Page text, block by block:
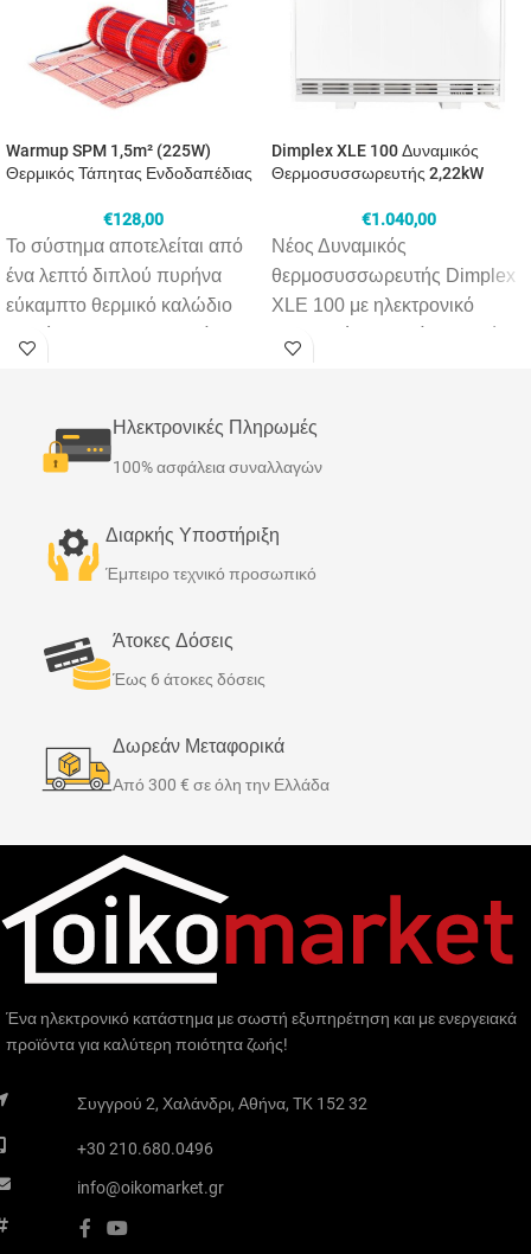
Warmup SPM 1,5m² (225W)
Θερμικός Τάπητας Ενδοδαπέδιας
€128,00
Το σύστημα αποτελείται από
ένα λεπτό διπλoύ πυρήνα
εύκαμπτο θερμικό καλώδιο
μέρος του, επιτρέποντας την
ταχύτερη εγκατάσταση. Απλά
ξετυλίγετε κατά μήκος και
επιφάνεια ενδιαφέροντος
καλυφθεί. Είναι ιδανικό για
μεγάλα και κανονικού
σχήματος δάπεδα δωματίων.
Dimplex XLE 100 Δυναμικός
Θερμοσυσσωρευτής 2,22kW
€1.040,00
Νέος Δυναμικός
θερμοσυσσωρευτής Dimplex
XLE 100 με ηλεκτρονικό
συσκευές του είδους. Η
ρεύματος και η υψηλή
100% αποδοτικό, με εγγύηση
για μακροχρόνια λειτουργία
Ηλεκτρονικές Πληρωμές
100% ασφάλεια συναλλαγών
Διαρκής Υποστήριξη
Έμπειρο τεχνικό προσωπικό
Άτοκες Δόσεις
Έως 6 άτοκες δόσεις
Δωρεάν Μεταφορικά
Από 300 € σε όλη την Ελλάδα
Ένα ηλεκτρονικό κατάστημα με σωστή εξυπηρέτηση και με ενεργειακά
προϊόντα για καλύτερη ποιότητα ζωής!
Συγγρού 2, Χαλάνδρι, Αθήνα, TK 152 32
+30 210.680.0496
info@oikomarket.gr